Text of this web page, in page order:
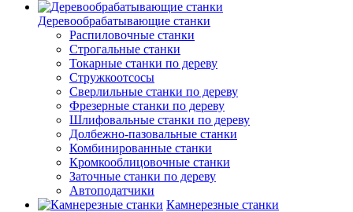
Деревообрабатывающие станки
Распиловочные станки
Строгальные станки
Токарные станки по дереву
Стружкоотсосы
Сверлильные станки по дереву
Фрезерные станки по дереву
Шлифовальные станки по дереву
Долбежно-пазовальные станки
Комбинированные станки
Кромкооблицовочные станки
Заточные станки по дереву
Автоподатчики
Камнерезные станки